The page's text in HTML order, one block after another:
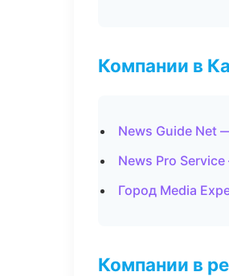
Компании в
News Guide Net
News Pro
Город Media
Компании в